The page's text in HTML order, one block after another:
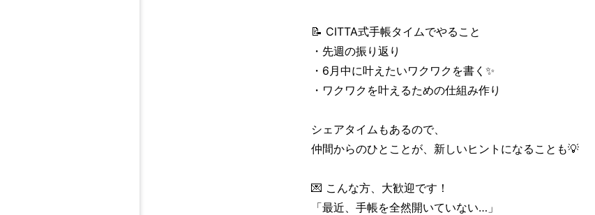
📝 CITTA式手帳タイムでやること
・先週の振り返り
・6月中に叶えたいワクワクを書く✨
・ワクワクを叶えるための仕組み作り
シェアタイムもあるので、
仲間からのひとことが、新しいヒントになることも💡
💌 こんな方、大歓迎です！
「最近、手帳を全然開いていない…」